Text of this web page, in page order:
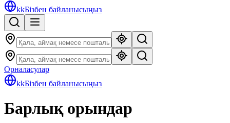
kkБізбен байланысыңыз
Орналасулар
kkБізбен байланысыңыз
Барлық орындар